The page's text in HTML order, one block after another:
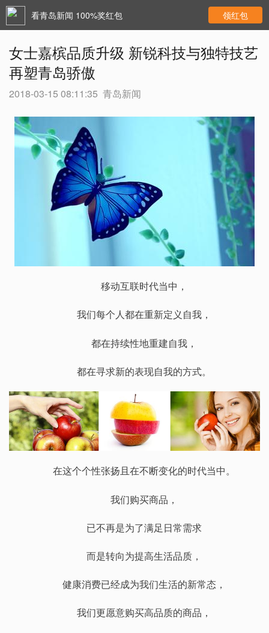
看青岛新闻 100%奖红包 领红包
女士嘉槟品质升级 新锐科技与独特技艺
再塑青岛骄傲
2018-03-15 08:11:35 青岛新闻
移动互联时代当中，
我们每个人都在重新定义自我，
都在持续性地重建自我，
都在寻求新的表现自我的方式。
在这个个性张扬且在不断变化的时代当中。
我们购买商品，
已不再是为了满足日常需求
而是转向为提高生活品质，
健康消费已经成为我们生活的新常态，
我们更愿意购买高品质的商品，